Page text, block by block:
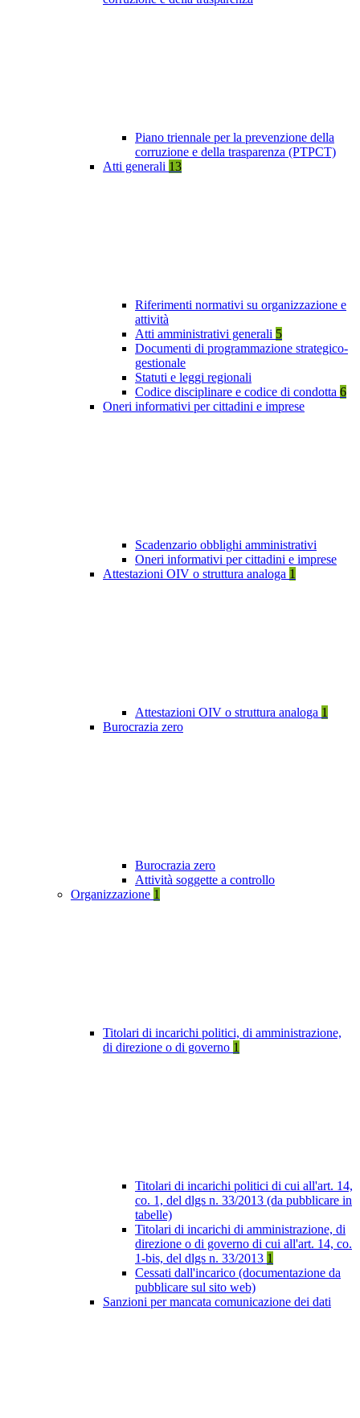
Piano triennale per la prevenzione della
corruzione e della trasparenza (PTPCT)
Atti generali 13
Riferimenti normativi su organizzazione e
attività
Atti amministrativi generali 5
Documenti di programmazione strategico-
gestionale
Statuti e leggi regionali
Codice disciplinare e codice di condotta 6
Oneri informativi per cittadini e imprese
Scadenzario obblighi amministrativi
Oneri informativi per cittadini e imprese
Attestazioni OIV o struttura analoga 1
Attestazioni OIV o struttura analoga 1
Burocrazia zero
Burocrazia zero
Attività soggette a controllo
Organizzazione 1
Titolari di incarichi politici, di amministrazione,
di direzione o di governo 1
Titolari di incarichi politici di cui all'art. 14,
co. 1, del dlgs n. 33/2013 (da pubblicare in
tabelle)
Titolari di incarichi di amministrazione, di
direzione o di governo di cui all'art. 14, co.
1-bis, del dlgs n. 33/2013 1
Cessati dall'incarico (documentazione da
pubblicare sul sito web)
Sanzioni per mancata comunicazione dei dati